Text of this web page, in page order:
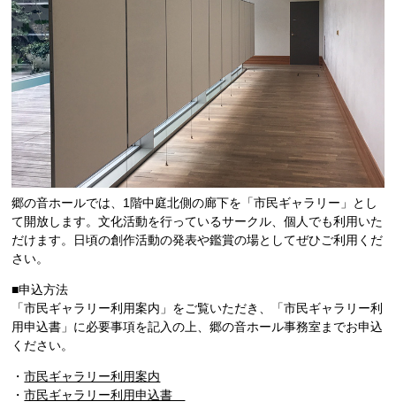
郷の音ホールでは、1階中庭北側の廊下を「市民ギャラリー」とし
て開放します。文化活動を行っているサークル、個人でも利用いた
だけます。日頃の創作活動の発表や鑑賞の場としてぜひご利用くだ
さい。
■申込方法
「市民ギャラリー利用案内」をご覧いただき、「市民ギャラリー利
用申込書」に必要事項を記入の上、郷の音ホール事務室までお申込
ください。
・市民ギャラリー利用案内
・市民ギャラリー利用申込書